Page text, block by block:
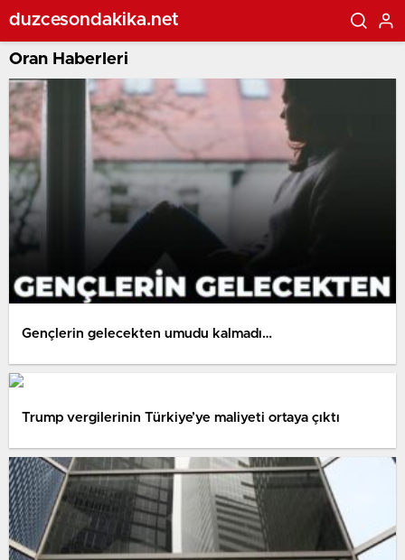
duzcesondakika.net
Oran Haberleri
Gençlerin gelecekten umudu kalmadı…
Trump vergilerinin Türkiye’ye maliyeti ortaya çıktı